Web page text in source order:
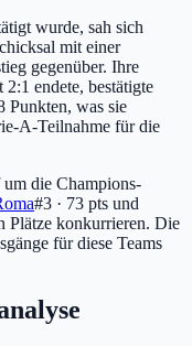
wurde, sah sich
mit einer
gegenüber. Ihre
2:1 endete, bestätigte
Punkten, was sie
A-Teilnahme für die
die Champions-
#3 · 73 pts und
Plätze konkurrieren. Die
für diese Teams